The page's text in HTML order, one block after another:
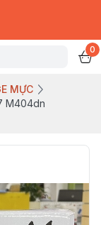
0
MỰC
M404dn